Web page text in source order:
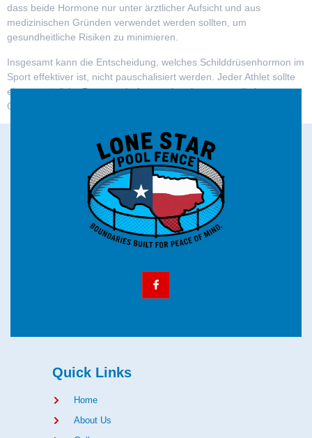
dass beide Hormone nur unter ärztlicher Aufsicht und aus
medizinischen Gründen verwendet werden sollten, um
gesundheitliche Risiken zu minimieren.
Insgesamt kann die Entscheidung, welches Schilddrüsenhormon im
Sport effektiver ist, nicht pauschalisiert werden. Jeder Athlet sollte
eine persönliche Beratung in Anspruch nehmen, um die beste
Option für sich selbst zu finden.
Quick Links
Home
About Us